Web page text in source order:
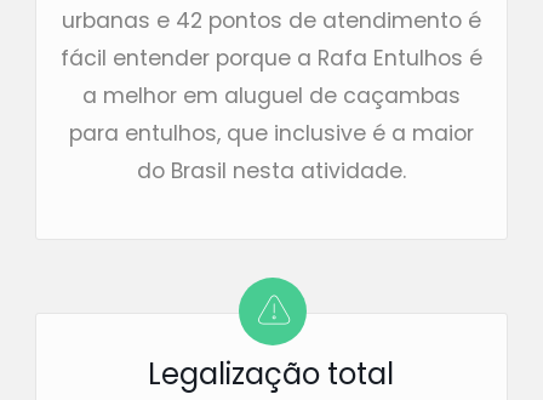
urbanas e 42 pontos de atendimento é
fácil entender porque a Rafa Entulhos é
a melhor em aluguel de caçambas
para entulhos, que inclusive é a maior
do Brasil nesta atividade.
Legalização total